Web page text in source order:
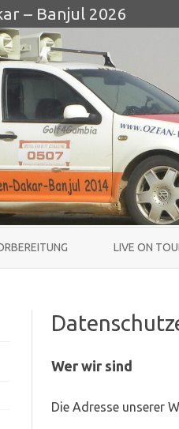
– Banjul 2026
LIVE ON
Wer wir sind
Die Adresse unserer